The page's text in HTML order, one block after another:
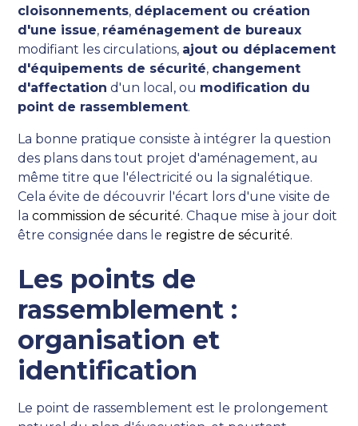
cloisonnements, déplacement ou création
d'une issue, réaménagement de bureaux
modifiant les circulations, ajout ou déplacement
d'équipements de sécurité, changement
d'affectation d'un local, ou modification du
point de rassemblement.
La bonne pratique consiste à intégrer la question
des plans dans tout projet d'aménagement, au
même titre que l'électricité ou la signalétique.
Cela évite de découvrir l'écart lors d'une visite de
lacommission de sécurité. Chaque mise à jour doit
être consignée dans le registre de sécurité.
Les points de
rassemblement :
organisation et
identification
Le point de rassemblement est le prolongement